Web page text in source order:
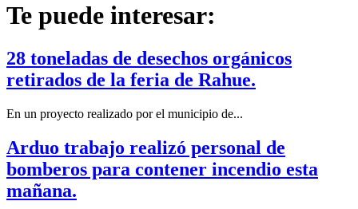
Te puede interesar:
28 toneladas de desechos orgánicos
retirados de la feria de Rahue.
En un proyecto realizado por el municipio de...
Arduo trabajo realizó personal de
bomberos para contener incendio esta
mañana.